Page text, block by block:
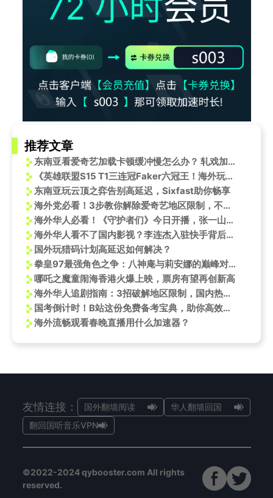
推荐文章
东南亚看爱奇艺加载卡顿缓冲慢怎么办？ 轧戏加更礼一键直通大结局海外怎么看？
《英雄联盟S15 T1三连冠Faker六冠王！海外玩家如何用Sixfast解锁赛事直播？》
东南亚玩云顶之弈告别高延迟，Sixfast助你畅享
海外党必看！3步教你解除爱奇艺地区限制，不错过尖叫之夜精彩内容
海外华人必看！《守护者们》今日开播，张一山韩东君枪战戏太刺激，教你如何突破地区限制追剧
海外华人看不了国内影视？李连杰入驻快手背后的‘解限’秘密
国外玩猎码计划高延迟如何解决？
拳皇97最强角色之争：八神庵与莉安娜的巅峰对决
哪吒之魔童闹海香港火爆上映，票房有望再创新高
海外华人追剧指南：3招破解地区限制，国内热门内容随心看
国考倒计时！B站这份免费备考宝典，助你高效抢分一次上岸
海外流畅观看春晚直播用什么加速器？
友情连接： 国外翻墙阅读
华人翻墙回国
翻回国听音乐VPN
©2022-2024 qybooster.com All rights
reserved.